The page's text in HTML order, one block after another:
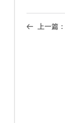
上一篇：